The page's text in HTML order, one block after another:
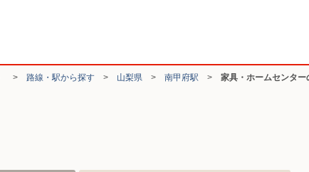
> 路線・駅から探す > 山梨県 > 南甲府駅 > 家具・ホームセンター